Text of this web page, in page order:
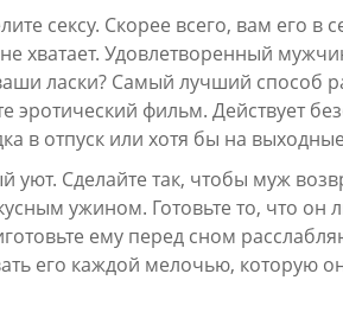
сексу. Скорее всего, вам его в
хватает. Удовлетворенный
ласки? Самый лучший способ
эротический фильм. Действует
в отпуск или хотя бы на
уют. Сделайте так, чтобы муж
ужином. Готовьте то, что он
ему перед сном
его каждой мелочью, которую